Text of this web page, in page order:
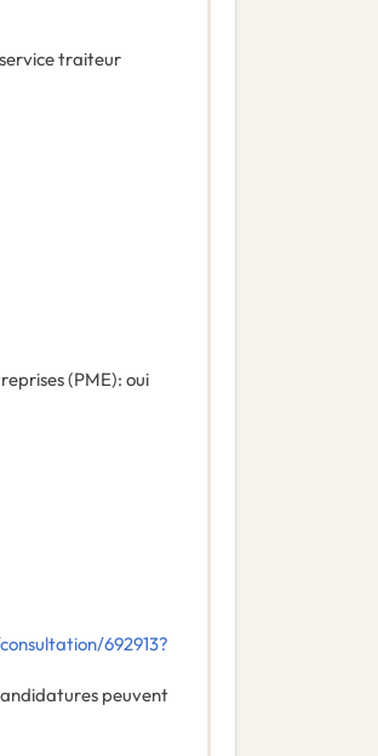
traiteur
(PME): oui
692913?
peuvent